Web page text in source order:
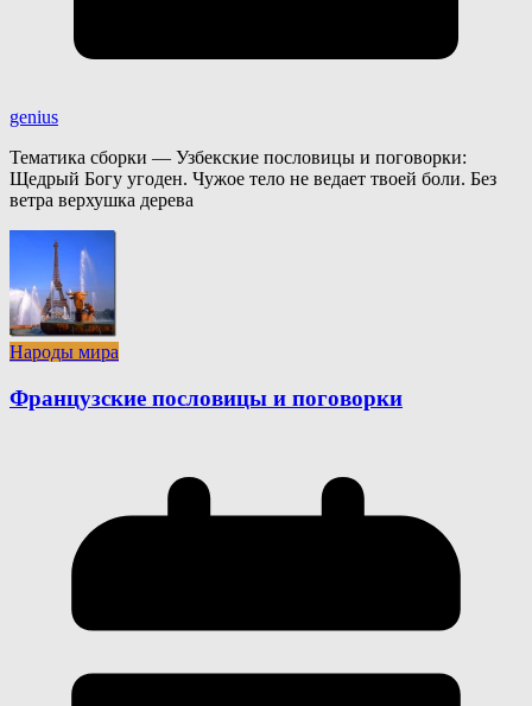
genius
Тематика сборки — Узбекские пословицы и поговорки:
Щедрый Богу угоден. Чужое тело не ведает твоей боли. Без
ветра верхушка дерева
Народы мира
Французские пословицы и поговорки